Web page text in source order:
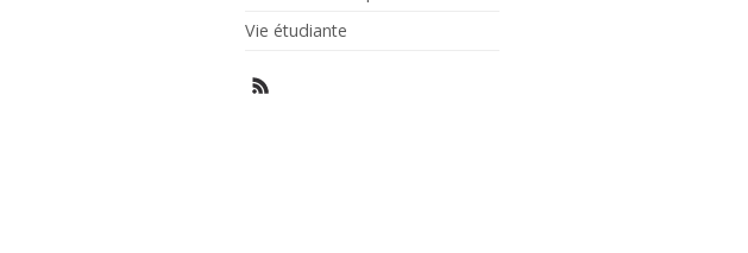
Vie étudiante